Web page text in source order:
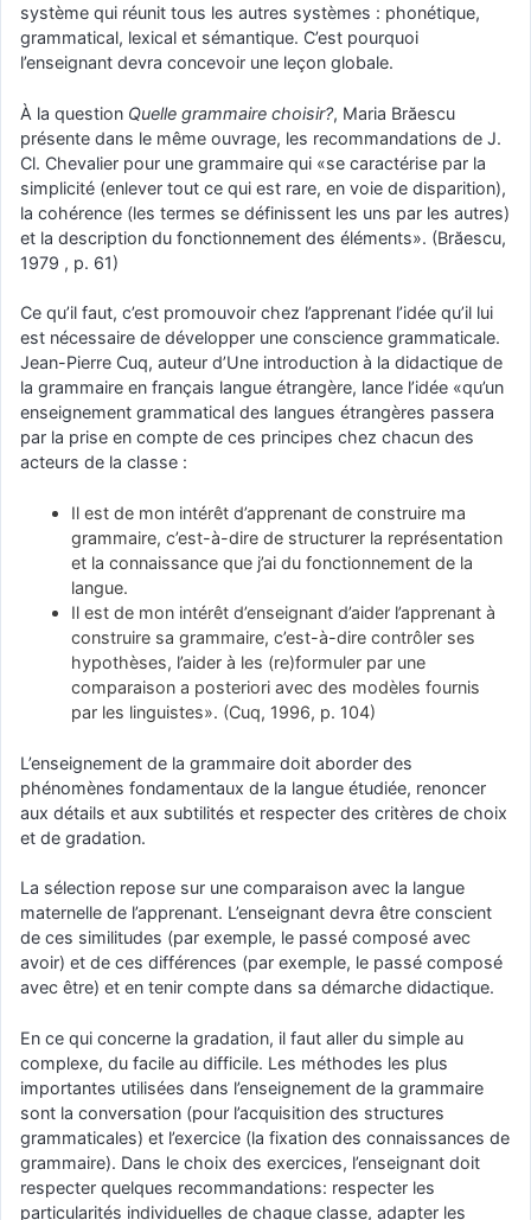
système qui réunit tous les autres systèmes : phonétique,
grammatical, lexical et sémantique. C’est pourquoi
l’enseignant devra concevoir une leçon globale.
À la question Quelle grammaire choisir?, Maria Brăescu
présente dans le même ouvrage, les recommandations de J.
Cl. Chevalier pour une grammaire qui «se caractérise par la
simplicité (enlever tout ce qui est rare, en voie de disparition),
la cohérence (les termes se définissent les uns par les autres)
et la description du fonctionnement des éléments». (Brăescu,
1979 , p. 61)
Ce qu’il faut, c’est promouvoir chez l’apprenant l’idée qu’il lui
est nécessaire de développer une conscience grammaticale.
Jean-Pierre Cuq, auteur d’Une introduction à la didactique de
la grammaire en français langue étrangère, lance l’idée «qu’un
enseignement grammatical des langues étrangères passera
par la prise en compte de ces principes chez chacun des
acteurs de la classe :
Il est de mon intérêt d’apprenant de construire ma
grammaire, c’est-à-dire de structurer la représentation
et la connaissance que j’ai du fonctionnement de la
langue.
Il est de mon intérêt d’enseignant d’aider l’apprenant à
construire sa grammaire, c’est-à-dire contrôler ses
hypothèses, l’aider à les (re)formuler par une
comparaison a posteriori avec des modèles fournis
par les linguistes». (Cuq, 1996, p. 104)
L’enseignement de la grammaire doit aborder des
phénomènes fondamentaux de la langue étudiée, renoncer
aux détails et aux subtilités et respecter des critères de choix
et de gradation.
La sélection repose sur une comparaison avec la langue
maternelle de l’apprenant. L’enseignant devra être conscient
de ces similitudes (par exemple, le passé composé avec
avoir) et de ces différences (par exemple, le passé composé
avec être) et en tenir compte dans sa démarche didactique.
En ce qui concerne la gradation, il faut aller du simple au
complexe, du facile au difficile. Les méthodes les plus
importantes utilisées dans l’enseignement de la grammaire
sont la conversation (pour l’acquisition des structures
grammaticales) et l’exercice (la fixation des connaissances de
grammaire). Dans le choix des exercices, l’enseignant doit
respecter quelques recommandations: respecter les
particularités individuelles de chaque classe, adapter les